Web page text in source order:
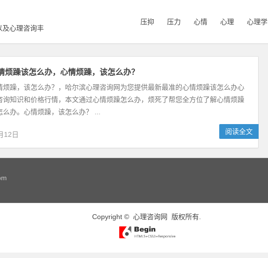
及心理咨询丰
压抑 压力 心情 心理 心理学
烦躁该怎么办，心情烦躁，该怎么办？
烦躁，该怎么办？，哈尔滨心理咨询网为您提供最新最准的心情烦躁该怎么办心
询知识和价格行情，本文通过心情烦躁怎么办，烦死了帮您全方位了解心情烦躁
么办。心情烦躁，该怎么办？ ...
12日 阅读全文
Copyright © 心理咨询网 版权所有.